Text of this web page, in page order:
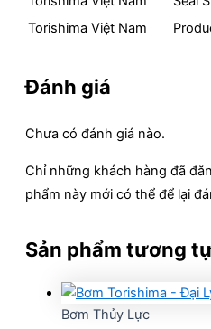
Torishima Việt Nam
Đánh giá
Chưa có đánh giá nào.
Chỉ những khách hàng đã
phẩm này mới có thể để lại
Sản phẩm tương
Bơm Thủy Lực